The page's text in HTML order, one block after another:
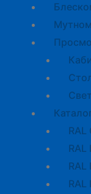
RAL
RAL
RAL
RAL